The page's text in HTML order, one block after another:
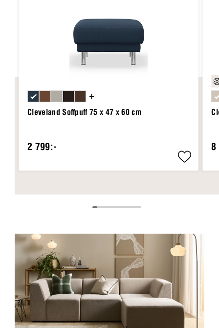
Cleveland Soffpuff 75 x 47 x 60 cm
2 799:-
+
8